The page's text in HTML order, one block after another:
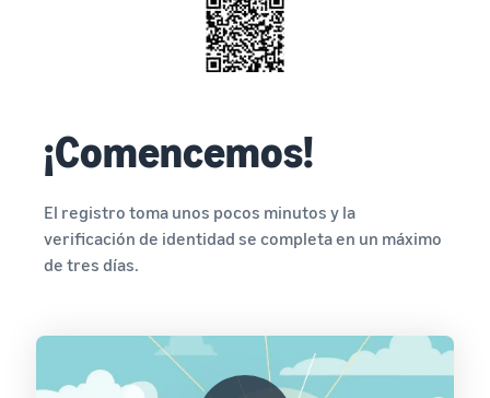
¡Comencemos!
El registro toma unos pocos minutos y la
verificación de identidad se completa en un máximo
de tres días.